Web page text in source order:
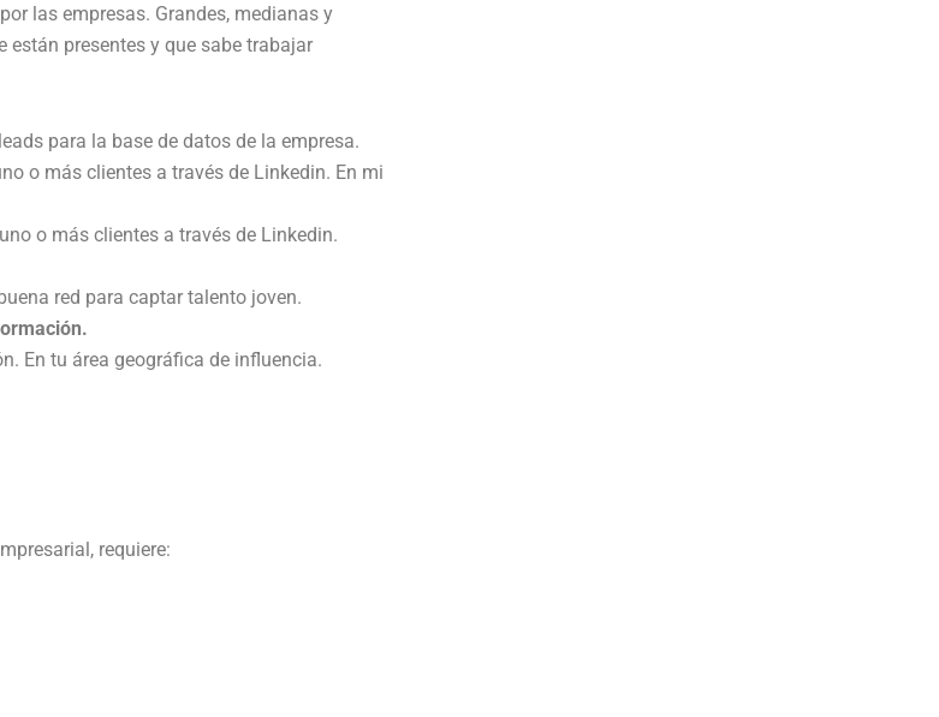
las empresas. Grandes, medianas y
presentes y que sabe trabajar
para la base de datos de la empresa.
o más clientes a través de Linkedin. En mi
o más clientes a través de Linkedin.
red para captar talento joven.
En tu área geográfica de influencia.
requiere: